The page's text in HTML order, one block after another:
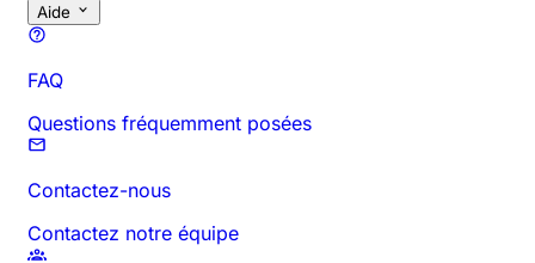
Aide
FAQ
Questions fréquemment posées
Contactez-nous
Contactez notre équipe